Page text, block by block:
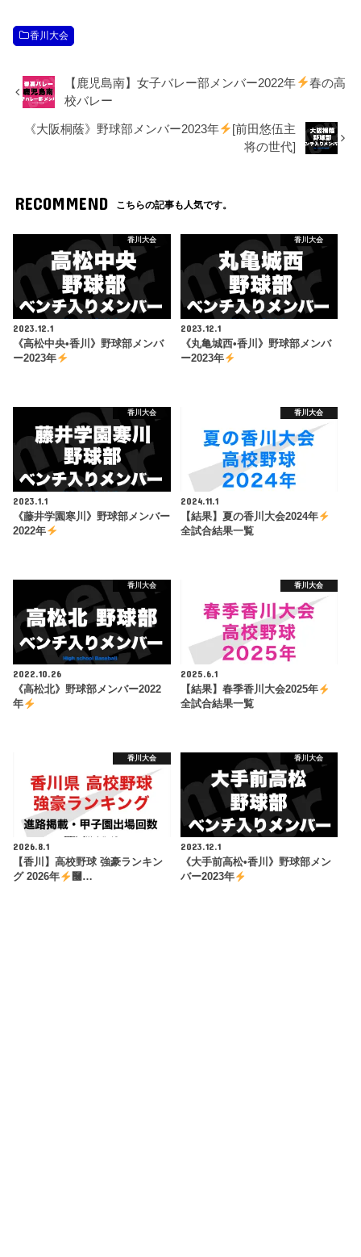
香川大会
【鹿児島南】女子バレー部メンバー2022年
春の高
校バレー
《大阪桐蔭》野球部メンバー2023年
[前田悠伍主
将の世代]
RECOMMEND こちらの記事も人気です。
香川大会
2023.12.1
《高松中央•香川》野球部メンバ
ー2023年
香川大会
2023.12.1
《丸亀城西•香川》野球部メンバ
ー2023年
香川大会
2023.1.1
《藤井学園寒川》野球部メンバー
2022年
香川大会
2024.11.1
【結果】夏の香川大会2024年
全試合結果一覧
香川大会
2022.10.26
《高松北》野球部メンバー2022
年
香川大会
2025.6.1
【結果】春季香川大会2025年
全試合結果一覧
香川大会
2026.8.1
【香川】高校野球 強豪ランキン
グ 2026年
࿠…
香川大会
2023.12.1
《大手前高松•香川》野球部メン
バー2023年